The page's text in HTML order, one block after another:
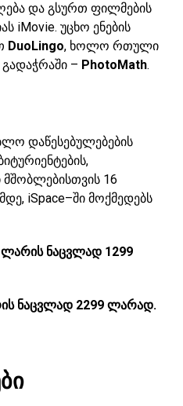
და გსურთ ფილმების
iMovie. უცხო ენების
DuoLingo, ხოლო რთული
გადაჭრაში – PhotoMath.
დაწესებულებების
მშობლებისთვის 16
iSpace–ში მოქმედებს
ლარის ნაცვლად 1299
ნაცვლად 2299 ლარად.